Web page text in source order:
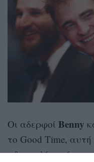
Οι αδερφοί Benny
το Good Time, αυτή
αδρεναλίνης